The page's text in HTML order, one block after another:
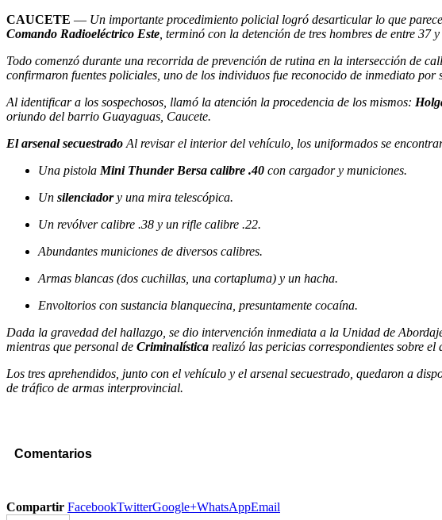
CAUCETE — Un importante procedimiento policial logró desarticular lo que
Comando Radioeléctrico Este , terminó con la detención de tres hombres de entre 37
Todo comenzó durante una recorrida de prevención de rutina en la intersección de
confirmaron fuentes policiales, uno de los individuos fue reconocido de inmediato
Al identificar a los sospechosos, llamó la atención la procedencia de los mismos:
oriundo del barrio Guayaguas, Caucete.
El arsenal secuestrado Al revisar el interior del vehículo, los uniformados se
Una pistola Mini Thunder Bersa calibre .40 con cargador y municiones.
Un silenciadory una mira telescópica.
Un revólver calibre .38 y un rifle calibre .22.
Abundantes municiones de diversos calibres.
Armas blancas (dos cuchillas, una cortapluma) y un hacha.
Envoltorios con sustancia blanquecina, presuntamente cocaína.
Dada la gravedad del hallazgo, se dio intervención inmediata a la Unidad de
mientras que personal de Criminalística realizó las pericias correspondientes sobre
Los tres aprehendidos, junto con el vehículo y el arsenal secuestrado, quedaron a
de tráfico de armas interprovincial.
Comentarios
Compartir FacebookTwitterGoogle+WhatsAppEmail